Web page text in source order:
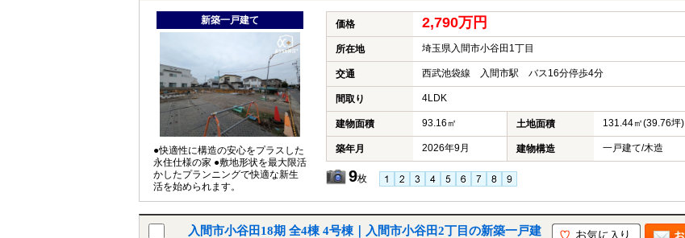
新築一戸建て
●快適性に構造の安心をプラスした
永住仕様の家 ●敷地形状を最大限活
かしたプランニングで快適な新生
活を始められます。
価格 2,790万円
所在地 埼玉県入間市小谷田1丁目
交通 西武池袋線 入間市駅 バス16分停歩4分
間取り 4LDK
建物面積 93.16㎡ 土地面積 131.44㎡(39.76坪)
築年月 2026年9月 建物構造 一戸建て/木造
9枚
入間市小谷田18期 全4棟 4号棟｜入間市小谷田2丁目の新築一戸建